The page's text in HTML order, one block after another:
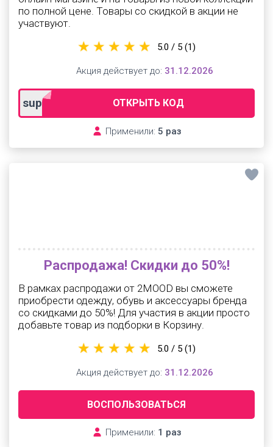
по полной цене. Товары со скидкой в акции не
участвуют.
superadmitad ОТКРЫТЬ КОД
Применили: 5 раз
5.0 / 5 (1)
Акция действует до: 31.12.2026
Распродажа! Скидки до 50%!
В рамках распродажи от 2MOOD вы сможете
приобрести одежду, обувь и аксессуары бренда
со скидками до 50%! Для участия в акции просто
добавьте товар из подборки в Корзину.
ВОСПОЛЬЗОВАТЬСЯ
Применили: 1 раз
5.0 / 5 (1)
Акция действует до: 31.12.2026